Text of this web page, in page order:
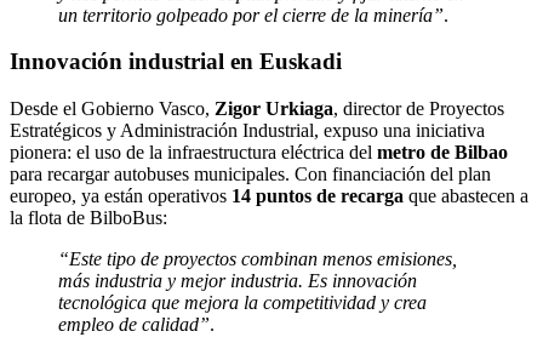
un territorio golpeado por el cierre de la minería”.
Innovación industrial en Euskadi
Desde el Gobierno Vasco, Zigor Urkiaga, director de Proyectos
Estratégicos y Administración Industrial, expuso una iniciativa
pionera: el uso de la infraestructura eléctrica del metro de Bilbao
para recargar autobuses municipales. Con financiación del plan
europeo, ya están operativos 14 puntos de recarga que abastecen a
la flota de BilboBus:
“Este tipo de proyectos combinan menos emisiones,
más industria y mejor industria. Es innovación
tecnológica que mejora la competitividad y crea
empleo de calidad”.